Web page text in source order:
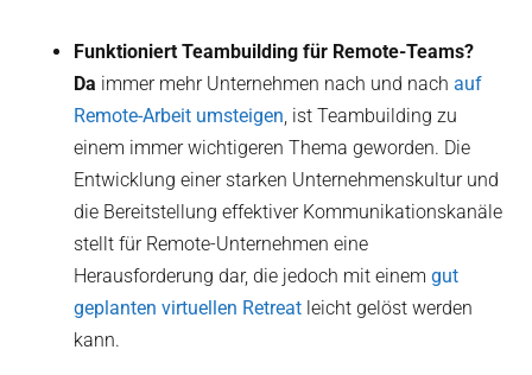
Funktioniert Teambuilding für Remote-Teams?
‍Da immer mehr Unternehmen nach und nachauf
Remote-Arbeit umsteigen, ist Teambuilding zu
einem immer wichtigeren Thema geworden. Die
Entwicklung einer starken Unternehmenskultur und
die Bereitstellung effektiver Kommunikationskanäle
stellt für Remote-Unternehmen eine
Herausforderung dar, die jedoch mit einemgut
geplanten virtuellen Retreat leicht gelöst werden
kann.